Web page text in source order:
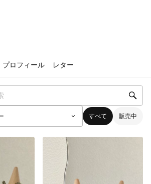
プロフィール レター
すべて 販売中